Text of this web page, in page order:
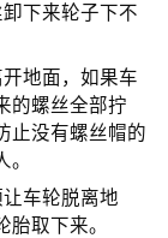
下来轮子下不
地面，如果车
的螺丝全部拧
止没有螺丝帽的
车轮脱离地
取下来。